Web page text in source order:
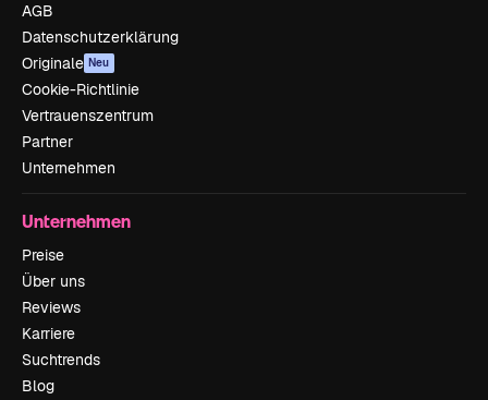
AGB
Datenschutzerklärung
Originale Neu
Cookie-Richtlinie
Vertrauenszentrum
Partner
Unternehmen
Unternehmen
Preise
Über uns
Reviews
Karriere
Suchtrends
Blog